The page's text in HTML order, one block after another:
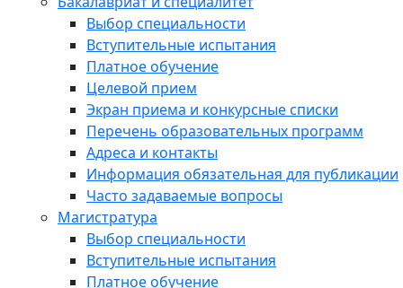
Выбор специальности
Вступительные испытания
Платное обучение
Целевой прием
Экран приема и конкурсные списки
Перечень образовательных программ
Адреса и контакты
Информация обязательная для публикации
Часто задаваемые вопросы
Магистратура
Выбор специальности
Вступительные испытания
Платное обучение